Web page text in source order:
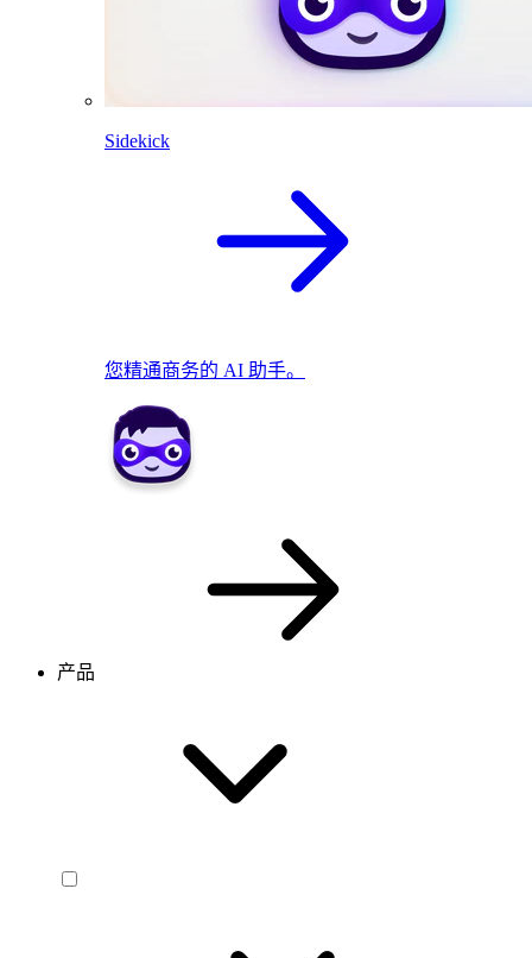
Sidekick
您精通商务的 AI 助手。
产品